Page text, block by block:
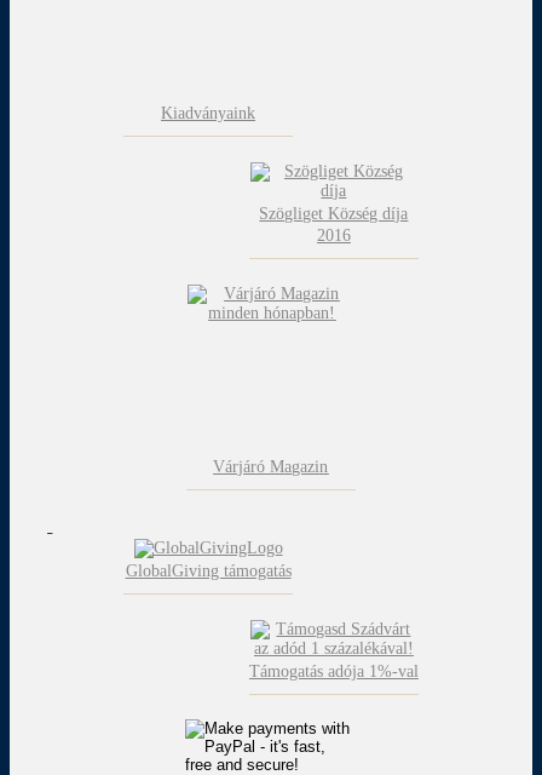
Kiadványaink
Szögliget Község díja
2016
Várjáró Magazin
GlobalGiving támogatás
Támogatás adója 1%-val